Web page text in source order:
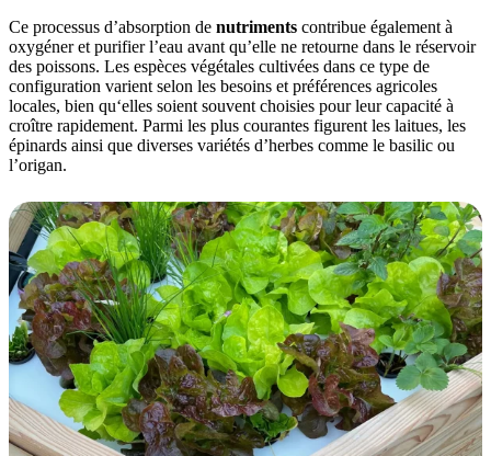
Ce processus d’absorption de nutriments contribue également à
oxygéner et purifier l’eau avant qu’elle ne retourne dans le réservoir
des poissons. Les espèces végétales cultivées dans ce type de
configuration varient selon les besoins et préférences agricoles
locales, bien qu‘elles soient souvent choisies pour leur capacité à
croître rapidement. Parmi les plus courantes figurent les laitues, les
épinards ainsi que diverses variétés d’herbes comme le basilic ou
l’origan.